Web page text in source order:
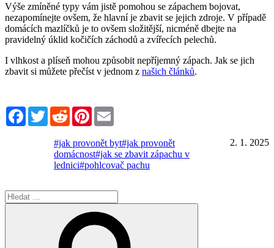
Výše zmíněné typy vám jistě pomohou se zápachem bojovat,
nezapomínejte ovšem, že hlavní je zbavit se jejich zdroje. V případě
domácích mazlíčků je to ovšem složitější, nicméně dbejte na
pravidelný úklid kočičích záchodů a zvířecích pelechů.
I vlhkost a plíseň mohou způsobit nepříjemný zápach. Jak se jich
zbavit si můžete přečíst v jednom z našich článků.
FacebookTwitterRedditPinterest
2. 1. 2025
#jak provonět byt#jak provonět
domácnost#jak se zbavit zápachu v
lednici#pohlcovač pachu
Hledat: